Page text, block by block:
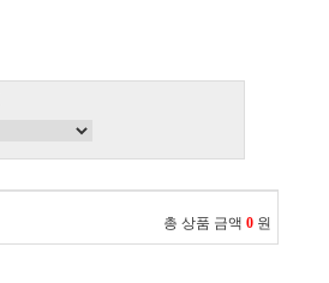
총 상품 금액 0 원